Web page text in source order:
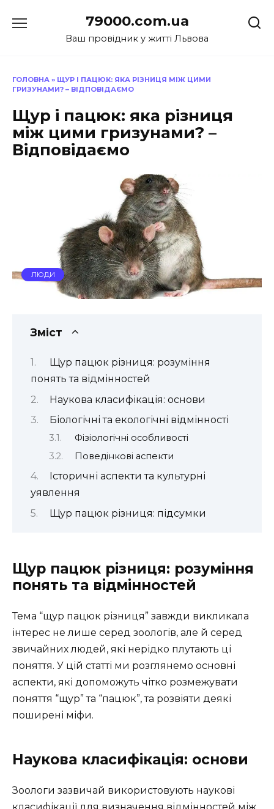
до
79000.com.ua
Ваш провідник у житті Львова
ГОЛОВНА » ЩУР І ПАЦЮК: ЯКА РІЗНИЦЯ МІЖ ЦИМИ
ГРИЗУНАМИ? – ВІДПОВІДАЄМО
Щур і пацюк: яка різниця
між цими гризунами? –
Відповідаємо
ЛЮДИ
Зміст
Щур пацюк різниця: розуміння
понять та відмінностей
Наукова класифікація: основи
Біологічні та екологічні відмінності
Фізіологічні особливості
Поведінкові аспекти
Історичні аспекти та культурні
уявлення
Щур пацюк різниця: підсумки
Щур пацюк різниця: розуміння
понять та відмінностей
Тема “щур пацюк різниця” завжди викликала
інтерес не лише серед зоологів, але й серед
звичайних людей, які нерідко плутають ці
поняття. У цій статті ми розглянемо основні
аспекти, які допоможуть чітко розмежувати
поняття “щур” та “пацюк”, та розвіяти деякі
поширені міфи.
Наукова класифікація: основи
Зоологи зазвичай використовують наукові